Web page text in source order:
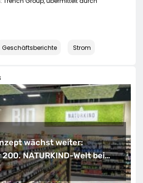
Geschäftsberichte Strom
wächst weiter:
NATURKIND-Welt bei